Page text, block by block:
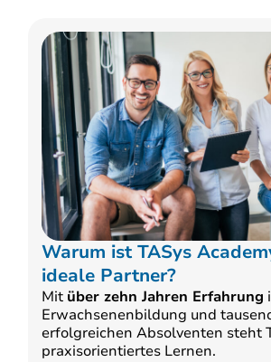
Warum ist TASys
ideale Partner?
Mit über zehn Jahren Erfahrung
Erwachsenenbildung und
erfolgreichen Absolventen steht
praxisorientiertes Lernen.